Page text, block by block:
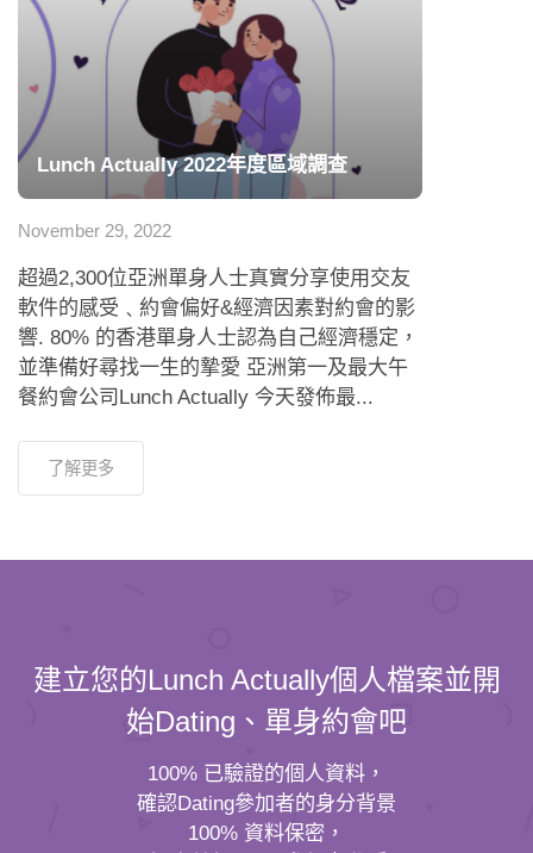
Lunch Actually 2022年度區域調查
November 29, 2022
超過2,300位亞洲單身人士真實分享使用交友
軟件的感受﹑約會偏好&經濟因素對約會的影
響. 80% 的香港單身人士認為自己經濟穩定，
並準備好尋找一生的摯愛 亞洲第一及最大午
餐約會公司Lunch Actually 今天發佈最...
了解更多
建立您的Lunch Actually個人檔案並開
始Dating、單身約會吧
100% 已驗證的個人資料，
確認Dating參加者的身分背景
100% 資料保密，